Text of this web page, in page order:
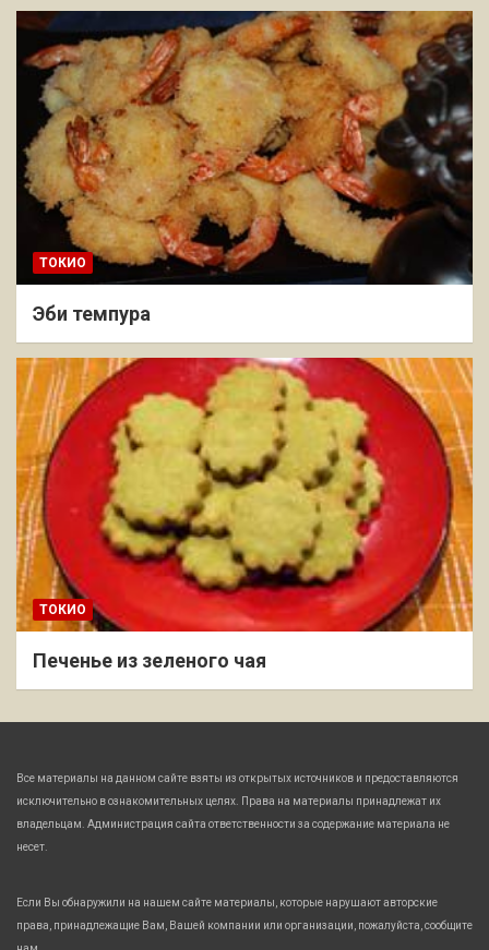
ТОКИО
Эби темпура
ТОКИО
Печенье из зеленого чая
Все материалы на данном сайте взяты из открытых источников и предоставляются
исключительно в ознакомительных целях. Права на материалы принадлежат их
владельцам. Администрация сайта ответственности за содержание материала не
несет.
Если Вы обнаружили на нашем сайте материалы, которые нарушают авторские
права, принадлежащие Вам, Вашей компании или организации, пожалуйста, сообщите